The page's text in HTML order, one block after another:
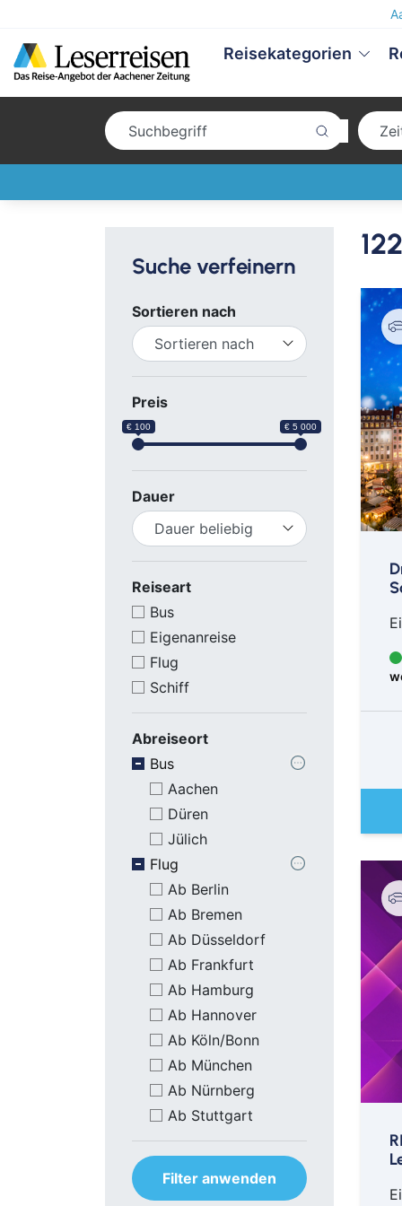
Reisekategorien
Suche verfeinern
Sortieren nach
Preis
€ 100 € 5 000
Dauer
Reiseart
Bus
Eigenanreise
Flug
Schiff
Abreiseort
Bus
Aachen
Düren
Jülich
Flug
Ab Berlin
Ab Bremen
Ab Düsseldorf
Ab Frankfurt
Ab Hamburg
Ab Hannover
Ab Köln/Bonn
Ab München
Ab Nürnberg
Ab Stuttgart
Filter anwenden